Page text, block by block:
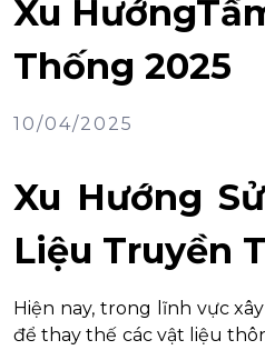
Xu
Thống 2025
10/04/2025
Xu Hướng
Liệu Truyền
Hiện nay, trong lĩnh vực
để thay thế các vật liệu